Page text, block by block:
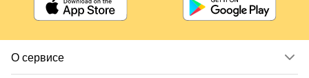
О сервисе